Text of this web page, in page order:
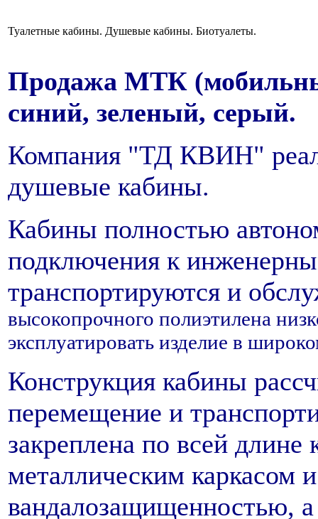
Туалетные кабины. Душевые кабины. Биотуалеты.
Продажа МТК
синий, зеленый, серый.
Компания "ТД КВИН"
душевые кабины.
Кабины полностью
подключения к
транспортируются и
высокопрочного полиэтилена
эксплуатировать изделие в
Конструкция кабины
перемещение и
закреплена по всей
металлическим каркасом
вандалозащищенностью,